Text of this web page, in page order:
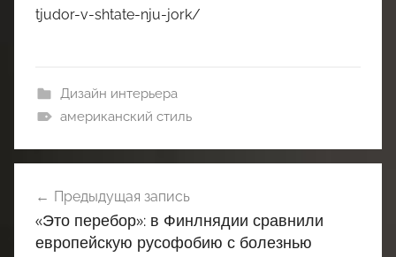
tjudor-v-shtate-nju-jork/
Дизайн интерьера
американский стиль
по
записям
Предыдущая запись
«Это перебор»: в Финлнядии сравнили
европейскую русофобию с болезнью